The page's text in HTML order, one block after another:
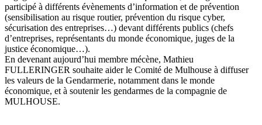
participé à différents évènements d’information et de prévention
(sensibilisation au risque routier, prévention du risque cyber,
sécurisation des entreprises…) devant différents publics (chefs
d’entreprises, représentants du monde économique, juges de la
justice économique…).
En devenant aujourd’hui membre mécène, Mathieu
FULLERINGER souhaite aider le Comité de Mulhouse à diffuser
les valeurs de la Gendarmerie, notamment dans le monde
économique, et à soutenir les gendarmes de la compagnie de
MULHOUSE.